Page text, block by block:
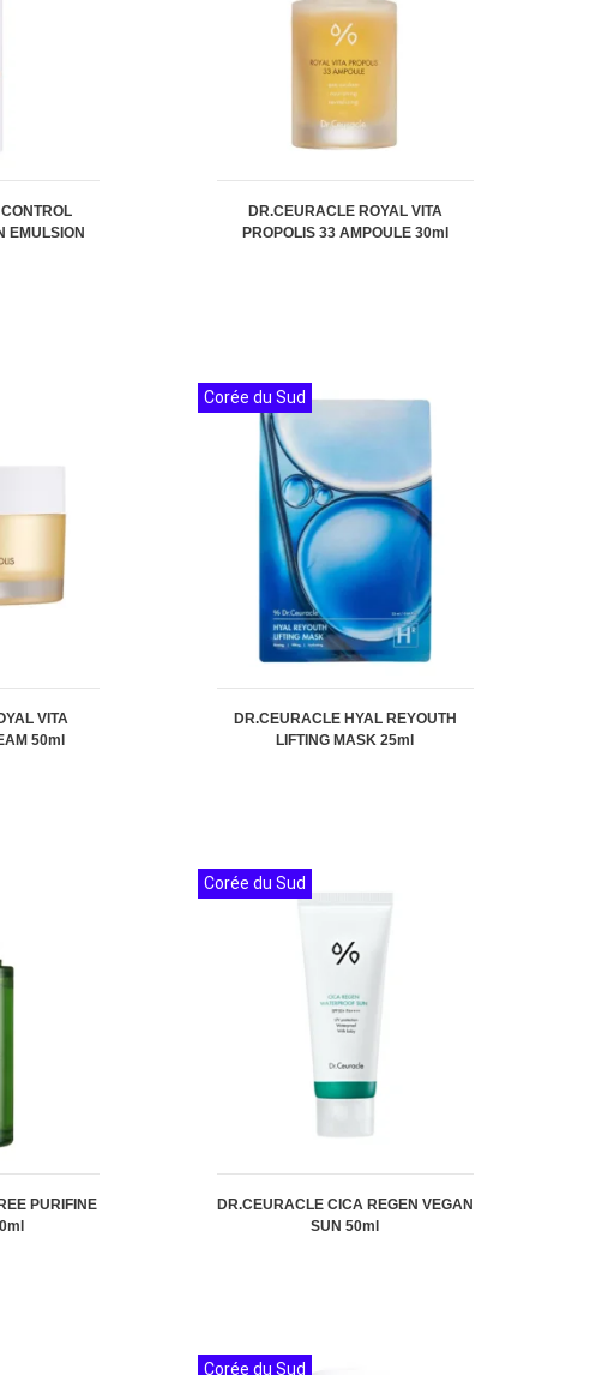
EMULSION
DR.CEURACLE ROYAL VITA
PROPOLIS 33 AMPOULE 30ml
VITA
50ml
DR.CEURACLE HYAL REYOUTH
LIFTING MASK 25ml
Corée du Sud
PURIFINE
DR.CEURACLE CICA REGEN VEGAN
SUN 50ml
Corée du Sud
Corée du Sud